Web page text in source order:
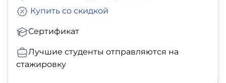
Сертификат
Купить со скидкой
Лучшие студенты отправляются на
стажировку